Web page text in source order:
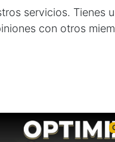
servicios. Tienes
con otros